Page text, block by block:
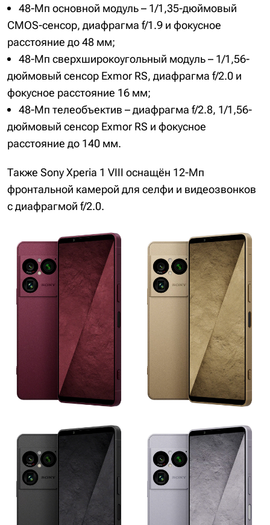
48-Мп основной модуль – 1/1,35-дюймовый
CMOS-сенсор, диафрагма f/1.9 и фокусное
расстояние до 48 мм;
48-Мп сверхширокоугольный модуль – 1/1,56-
дюймовый сенсор Exmor RS, диафрагма f/2.0 и
фокусное расстояние 16 мм;
48-Мп телеобъектив – диафрагма f/2.8, 1/1,56-
дюймовый сенсор Exmor RS и фокусное
расстояние до 140 мм.
Также Sony Xperia 1 VIII оснащён 12-Мп
фронтальной камерой для селфи и видеозвонков
с диафрагмой f/2.0.